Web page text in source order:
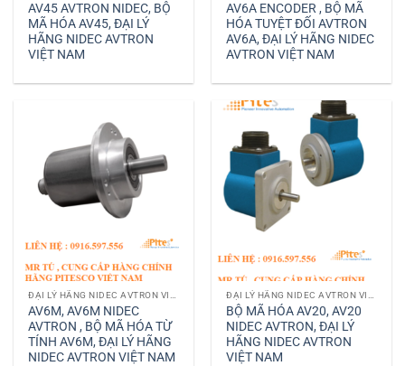
AV45 AVTRON NIDEC, BỘ
MÃ HÓA AV45, ĐẠI LÝ
HÃNG NIDEC AVTRON
VIỆT NAM
AV6A ENCODER , BỘ MÃ
HÓA TUYỆT ĐỐI AVTRON
AV6A, ĐẠI LÝ HÃNG NIDEC
AVTRON VIỆT NAM
ĐẠI LÝ HÃNG NIDEC AVTRON VIỆT NAM
AV6M, AV6M NIDEC
AVTRON , BỘ MÃ HÓA TỪ
TÍNH AV6M, ĐẠI LÝ HÃNG
NIDEC AVTRON VIỆT NAM
ĐẠI LÝ HÃNG NIDEC AVTRON VIỆT NAM
BỘ MÃ HÓA AV20, AV20
NIDEC AVTRON, ĐẠI LÝ
HÃNG NIDEC AVTRON
VIỆT NAM